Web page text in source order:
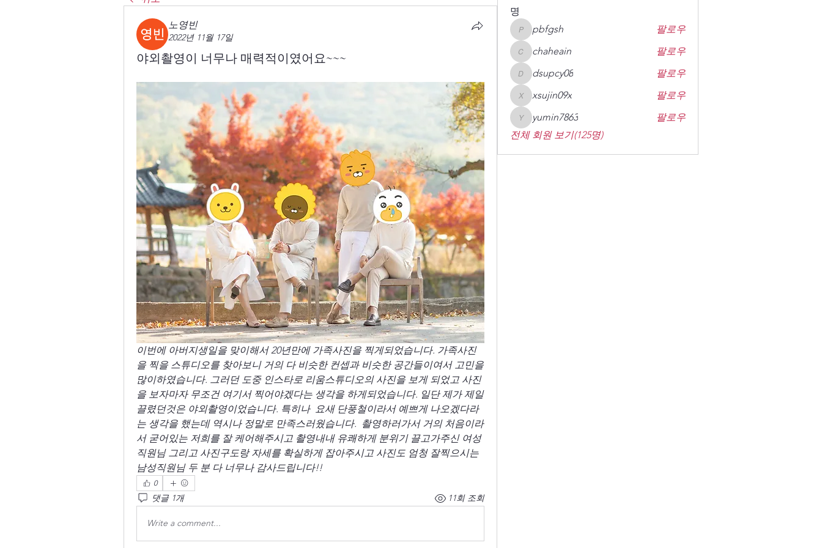
노영빈
2022년 11월 17일
야외촬영이 너무나 매력적이였어요~~~
이번에 아버지생일을 맞이해서 20년만에 가족사진을 찍게되었습니다. 가족사진
을 찍을 스튜디오를 찾아보니 거의 다 비슷한 컨셉과 비슷한 공간들이여서 고민을
많이하였습니다. 그러던 도중 인스타로 리움스튜디오의 사진을 보게 되었고 사진
을 보자마자 무조건 여기서 찍어야겠다는 생각을 하게되었습니다. 일단 제가 제일
끌렸던것은 야외촬영이었습니다. 특히나  요새 단풍철이라서 예쁘게 나오겠다라
는 생각을 했는데 역시나 정말로 만족스러웠습니다.  촬영하러가서 거의 처음이라
서 굳어있는 저희를 잘 케어해주시고 촬영내내 유쾌하게 분위기 끌고가주신 여성
직원님 그리고 사진구도랑 자세를 확실하게 잡아주시고 사진도 엄청 잘찍으시는
남성직원님 두 분 다 너무나 감사드립니다!!
0
댓글 1개 11회 조회
Write a comment...
명
pbfgsh
pbfgsh 팔로우
chaheain
chaheain 팔로우
dsupcy08
dsupcy08 팔로우
xsujin09x
xsujin09x 팔로우
yumin7863
yumin7863
팔로우
전체 회원 보기(125명)